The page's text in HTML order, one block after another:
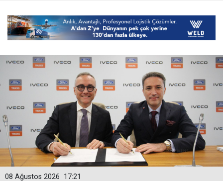
17:21
08 Ağustos 2026